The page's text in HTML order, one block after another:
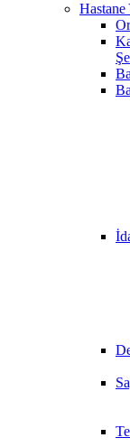
Hastane